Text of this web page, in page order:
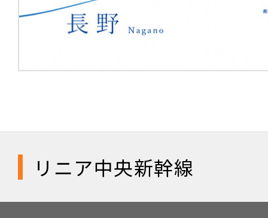
リニア中央新幹線